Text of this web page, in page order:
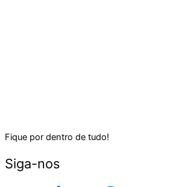
Fique por dentro de tudo!
Siga-nos